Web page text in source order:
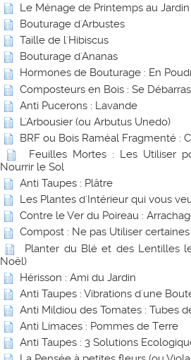
Le Ménage de Printemps au Jardin
Bouturage d'Arbustes
Taille de l'Hibiscus
Bouturage d'Ananas
Hormones de Bouturage : En
Composteurs en Bois : Se
Anti Pucerons : Lavande
L'Arbousier (ou Arbutus Unedo)
BRF ou Bois Raméal Fragmenté :
Feuilles Mortes : Les Utiliser
Nourrir le Sol
Anti Taupes : Plâtre
Les Plantes d'Intérieur qui vous
Contre le Ver du Poireau :
Compost : Ne pas Utiliser
Planter du Blé et des Lentilles
Noël)
Hérisson : Ami du Jardin
Anti Taupes : Vibrations d'une
Anti Mildiou des Tomates : Tubes
Anti Limaces : Pommes de Terre
Anti Taupes : 3 Solutions